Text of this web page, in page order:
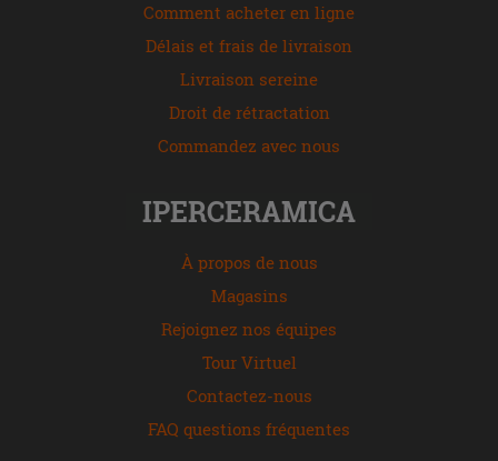
Comment acheter en ligne
Délais et frais de livraison
Livraison sereine
Droit de rétractation
Commandez avec nous
IPERCERAMICA
À propos de nous
Magasins
Rejoignez nos équipes
Tour Virtuel
Contactez-nous
FAQ questions fréquentes